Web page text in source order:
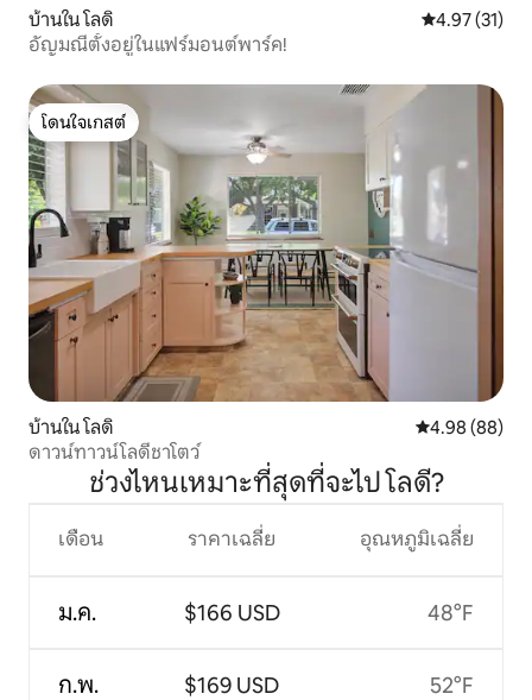
บ้านใน โลดิ คะแนนเฉลี่ย
4.97 (31)
อัญมณีตั้งอยู่ในแฟร์มอนต์พาร์ค!
โดนใจเกสต์
โดนใจเกสต์
บ้านใน โลดิ คะแนนเฉลี่ย
4.98 (88)
ดาวน์ทาวน์โลดีชาโตว์
ช่วงไหนเหมาะที่สุดที่จะไป โลดี?
เดือน
ม.ค.
ก.พ.
ราคาเฉลี่ย
$166 USD
$169 USD
อุณหภูมิเฉลี่ย
48°F
52°F